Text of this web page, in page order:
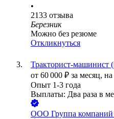
•
2133 отзыва
Березник
Можно без резюме
Откликнуться
Тракторист-машинист
от 60 000 ₽ за месяц, на
Опыт 1-3 года
Выплаты: Два раза в
ООО Группа